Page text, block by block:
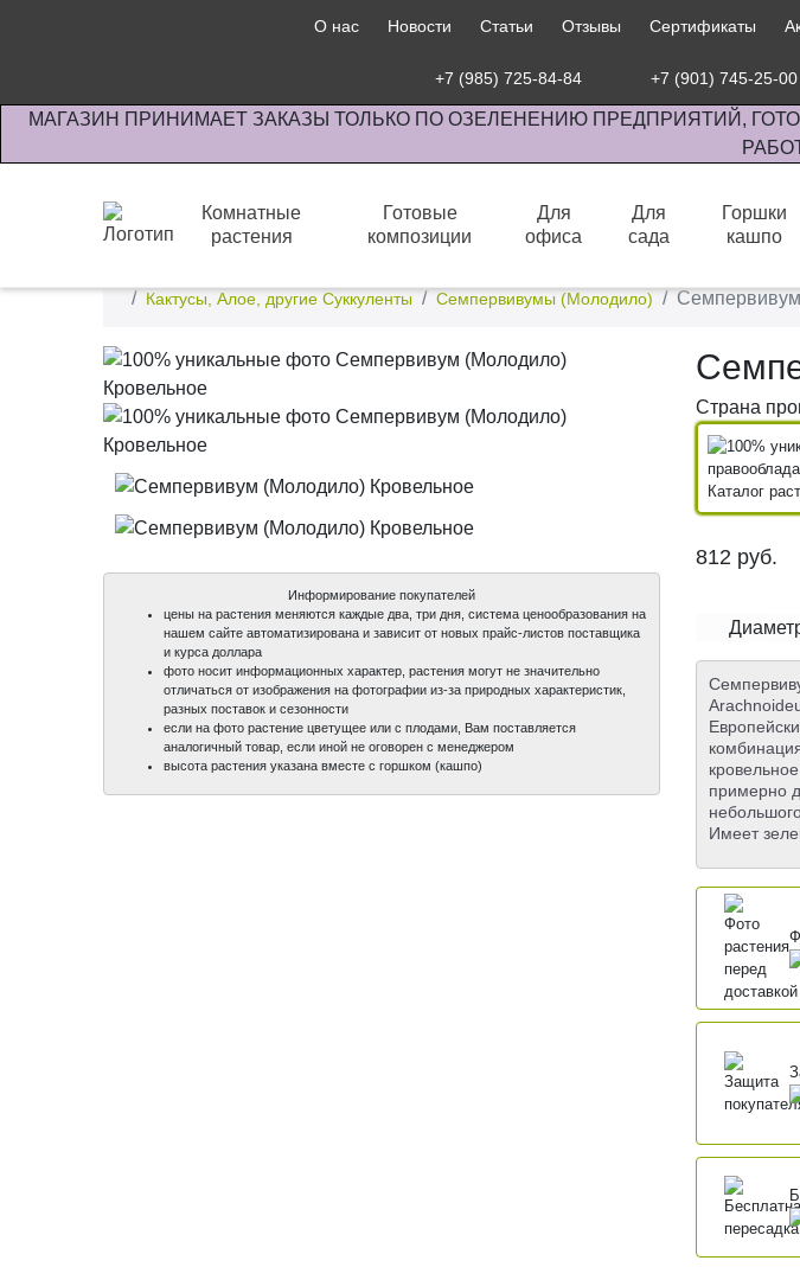
О нас Новости Статьи Отзывы Сертификаты
+7 (985) 725-84-84 +7 (901) 745-25-00
МАГАЗИН ПРИНИМАЕТ ЗАКАЗЫ ТОЛЬКО ПО ОЗЕЛЕНЕНИЮ ПРЕДПРИЯТИЙ,
Комнатные
растения
Готовые
композиции
Для
офиса
Для
сада
Горшки
кашпо
Кактусы, Алое, другие Суккуленты
Семпервивумы (Молодило)
Информирование покупателей
цены на растения меняются каждые два, три дня, система ценообразования на
нашем сайте автоматизирована и зависит от новых прайс-листов поставщика
и курса доллара
фото носит информационных характер, растения могут не значительно
отличаться от изображения на фотографии из-за природных характеристик,
разных поставок и сезонности
если на фото растение цветущее или с плодами, Вам поставляется
аналогичный товар, если иной не оговорен с менеджером
высота растения указана вместе с горшком (кашпо)
Страна
Каталог
812 руб.
примерно
Имеет